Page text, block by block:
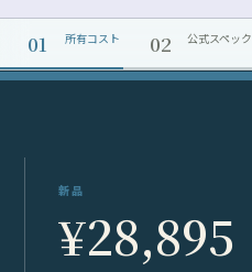
01 所有コスト 02 公式スペック
新品
¥28,895